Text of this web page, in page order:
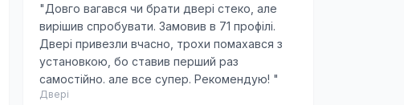
"Довго вагався чи брати двері стеко, але
вирішив спробувати. Замовив в 71 профілі.
Двері привезли вчасно, трохи помахався з
установкою, бо ставив перший раз
самостійно. але все супер. Рекомендую! "
Двері